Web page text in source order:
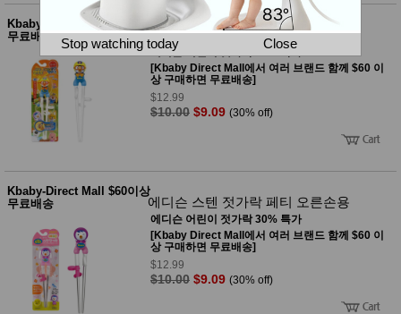
티
스킨케
어
메이크
헤어케
어/염색
바디케
어/향수
남성화
장품
품
전
자
주방가
전
계절/생
활가전
건강가
명품식
기브랜
Stop watching today Close
Kbaby-Direct Mall $60이상
무료배송
에디슨 젓가락 뽀로로 왼손용
에디슨 어린이 젓가락 30% 특가
[Kbaby Direct Mall에서 여러 브랜드 함께 $60 이
상 구매하면 무료배송]
$12.99
$10.00 $9.09 (30% off)
Kbaby-Direct Mall $60이상
무료배송
에디슨 스텐 젓가락 페티 오른손용
에디슨 어린이 젓가락 30% 특가
[Kbaby Direct Mall에서 여러 브랜드 함께 $60 이
상 구매하면 무료배송]
$12.99
$10.00 $9.09 (30% off)